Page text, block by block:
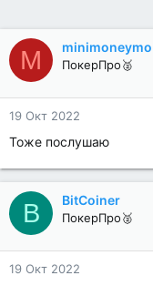
M minimoneymo
ПокерПро🥈
19 Окт 2022
Тоже послушаю
B BitCoiner
ПокерПро🥈
19 Окт 2022